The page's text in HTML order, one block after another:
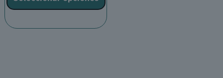
hasta
22,00€
tiene
múltiples